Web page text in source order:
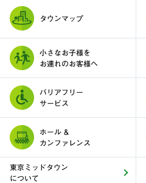
タウンマップ
小さなお子様を
お連れのお客様へ
バリアフリー
サービス
ホール &
カンファレンス
東京ミッドタウン
について